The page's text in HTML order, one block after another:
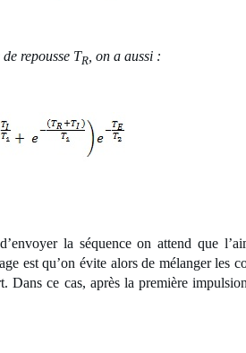
repousse TR , on a aussi :
la séquence on attend que
est qu’on évite alors de mélanger les
Dans ce cas, après la première